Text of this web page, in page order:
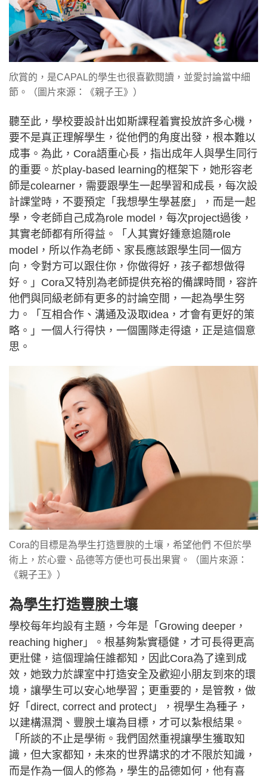
欣賞的，是CAPAL的學生也很喜歡閱讀，並愛討論當中細
節。（圖片來源：《親子王》）
聽至此，學校要設計出如斯課程着實投放許多心機，
要不是真正理解學生，從他們的角度出發，根本難以
成事。為此，Cora語重心長，指出成年人與學生同行
的重要。於play-based learning的框架下，她形容老
師是colearner，需要跟學生一起學習和成長，每次設
計課堂時，不要預定「我想學生學甚麼」，而是一起
學，令老師自己成為role model，每次project過後，
其實老師都有所得益。「人其實好鍾意追隨role
model，所以作為老師、家長應該跟學生同一個方
向，令對方可以跟住你，你做得好，孩子都想做得
好。」Cora又特別為老師提供充裕的備課時間，容許
他們與同級老師有更多的討論空間，一起為學生努
力。「互相合作、溝通及汲取idea，才會有更好的策
略。」一個人行得快，一個團隊走得遠，正是這個意
思。
Cora的目標是為學生打造豐腴的土壤，希望他們 不但於學
術上，於心靈、品德等方便也可長出果實。（圖片來源：
《親子王》）
為學生打造豐腴土壤
學校每年均設有主題，今年是「Growing deeper，
reaching higher」。根基夠紮實穩健，才可長得更高
更壯健，這個理論任誰都知，因此Cora為了達到成
效，她致力於課室中打造安全及歡迎小朋友到來的環
境，讓學生可以安心地學習；更重要的，是管教，做
好「direct, correct and protect」，視學生為種子，
以建構濕潤、豐腴土壤為目標，才可以紮根結果。
「所談的不止是學術。我們固然重視讓學生獲取知
識，但大家都知，未來的世界講求的才不限於知識，
而是作為一個人的修為，學生的品德如何，他有喜